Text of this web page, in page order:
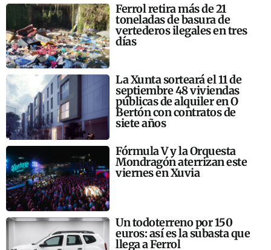
Ferrol retira más de 21
toneladas de basura de
vertederos ilegales en tres
días
La Xunta sorteará el 11 de
septiembre 48 viviendas
públicas de alquiler en O
Bertón con contratos de
siete años
Fórmula V y la Orquesta
Mondragón aterrizan este
viernes en Xuvia
Un todoterreno por 150
euros: así es la subasta que
llega a Ferrol